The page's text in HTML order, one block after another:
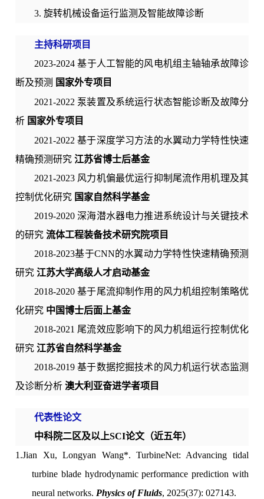
3. 旋转机械设备运行监测及智能故障诊断
主持科研项目
2023-2024 基于人工智能的风电机组主轴轴承故障诊
断及预测 国家外专项目
2021-2022 泵装置及系统运行状态智能诊断及故障分
析 国家外专项目
2021-2022 基于深度学习方法的水翼动力学特性快速
精确预测研究江苏省博士后基金
2021-2023 风力机偏最优运行抑制尾流作用机理及其
控制优化研究 国家自然科学基金
2019-2020 深海潜水器电力推进系统设计与关键技术
的研究 流体工程装备技术研究院项目
2018-2023基于CNN的水翼动力学特性快速精确预测
研究江苏大学高级人才启动基金
2018-2020 基于尾流抑制作用的风力机组控制策略优
化研究 中国博士后面上基金
2018-2021 尾流效应影响下的风力机组运行控制优化
研究江苏省自然科学基金
2018-2019 基于数据挖掘技术的风力机运行状态监测
及诊断分析澳大利亚奋进学者项目
代表性论文
中科院二区及以上SCI论文（近五年）
1.Jian Xu, Longyan Wang*. TurbineNet: Advancing tidal
turbine blade hydrodynamic performance prediction with
neural networks. Physics of Fluids, 2025(37): 027143.